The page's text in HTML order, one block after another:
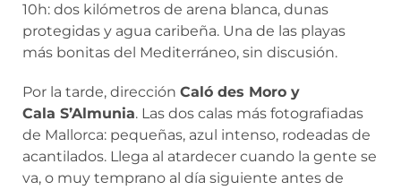
10h: dos kilómetros de arena blanca, dunas
protegidas y agua caribeña. Una de las playas
más bonitas del Mediterráneo, sin discusión.
Por la tarde, dirección Caló des Moro y
Cala S’Almunia. Las dos calas más fotografiadas
de Mallorca: pequeñas, azul intenso, rodeadas de
acantilados. Llega al atardecer cuando la gente se
va, o muy temprano al día siguiente antes de